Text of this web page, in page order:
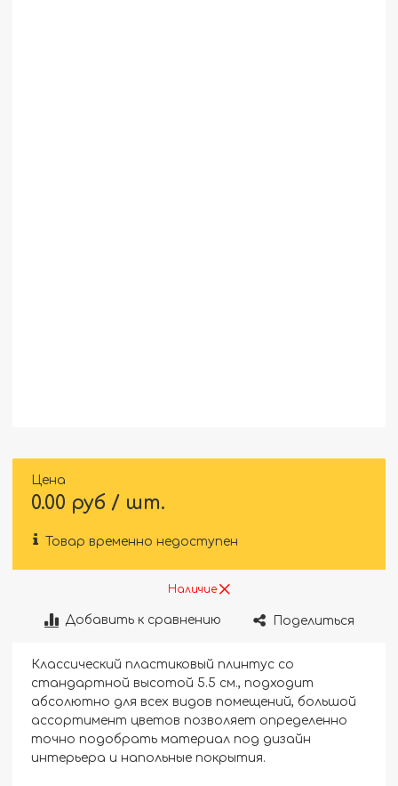
Цена
0.00 руб / шт.
Товар временно недоступен
Наличие
Добавить к сравнению Поделиться
Классический пластиковый плинтус со
стандартной высотой 5.5 см., подходит
абсолютно для всех видов помещений, большой
ассортимент цветов позволяет определенно
точно подобрать материал под дизайн
интерьера и напольные покрытия.